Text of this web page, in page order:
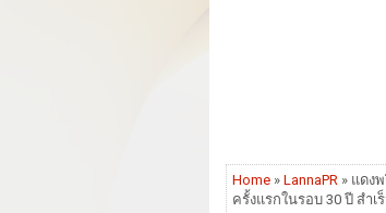
Home » LannaPR » แดง
ครั้งแรกในรอบ 30 ปี สำเ